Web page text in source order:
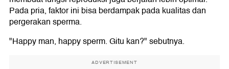
Pada pria, faktor ini bisa berdampak pada kualitas dan
pergerakan sperma.
"Happy man, happy sperm. Gitu kan?" sebutnya.
ADVERTISEMENT